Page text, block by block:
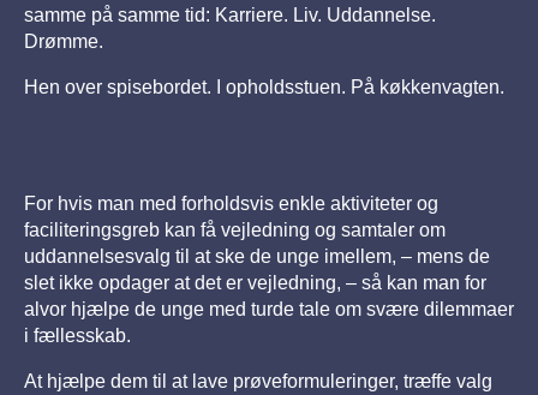
samme på samme tid: Karriere. Liv. Uddannelse.
Drømme.
Hen over spisebordet. I opholdsstuen. På køkkenvagten.
For hvis man med forholdsvis enkle aktiviteter og
faciliteringsgreb kan få vejledning og samtaler om
uddannelsesvalg til at ske de unge imellem, – mens de
slet ikke opdager at det er vejledning, – så kan man for
alvor hjælpe de unge med turde tale om svære dilemmaer
i fællesskab.
At hjælpe dem til at lave prøveformuleringer, træffe valg